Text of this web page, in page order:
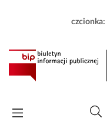
czcionka: